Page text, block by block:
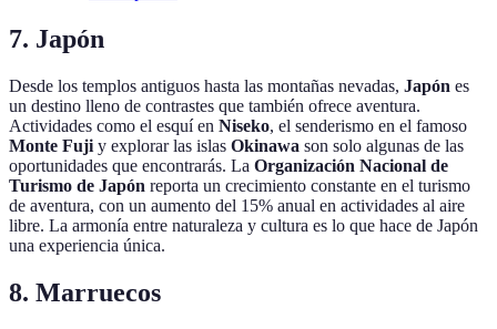
7. Japón
Desde los templos antiguos hasta las montañas nevadas, Japón es
un destino lleno de contrastes que también ofrece aventura.
Actividades como el esquí en Niseko, el senderismo en el famoso
Monte Fuji y explorar las islas Okinawa son solo algunas de las
oportunidades que encontrarás. La Organización Nacional de
Turismo de Japón reporta un crecimiento constante en el turismo
de aventura, con un aumento del 15% anual en actividades al aire
libre. La armonía entre naturaleza y cultura es lo que hace de Japón
una experiencia única.
8. Marruecos